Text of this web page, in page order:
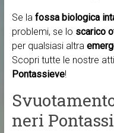
Se la fossa biologica
problemi, se lo scarico
per qualsiasi altra
Scopri tutte le nostre
Pontassieve!
neri